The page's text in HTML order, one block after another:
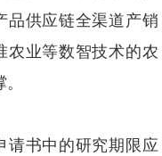
品供应链全渠道产销
农业等数智技术的农
书中的研究期限应